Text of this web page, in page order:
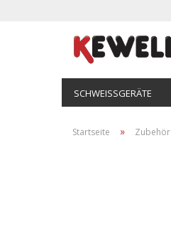
SCHWEISSGERÄTE
Startseite » Zubehör